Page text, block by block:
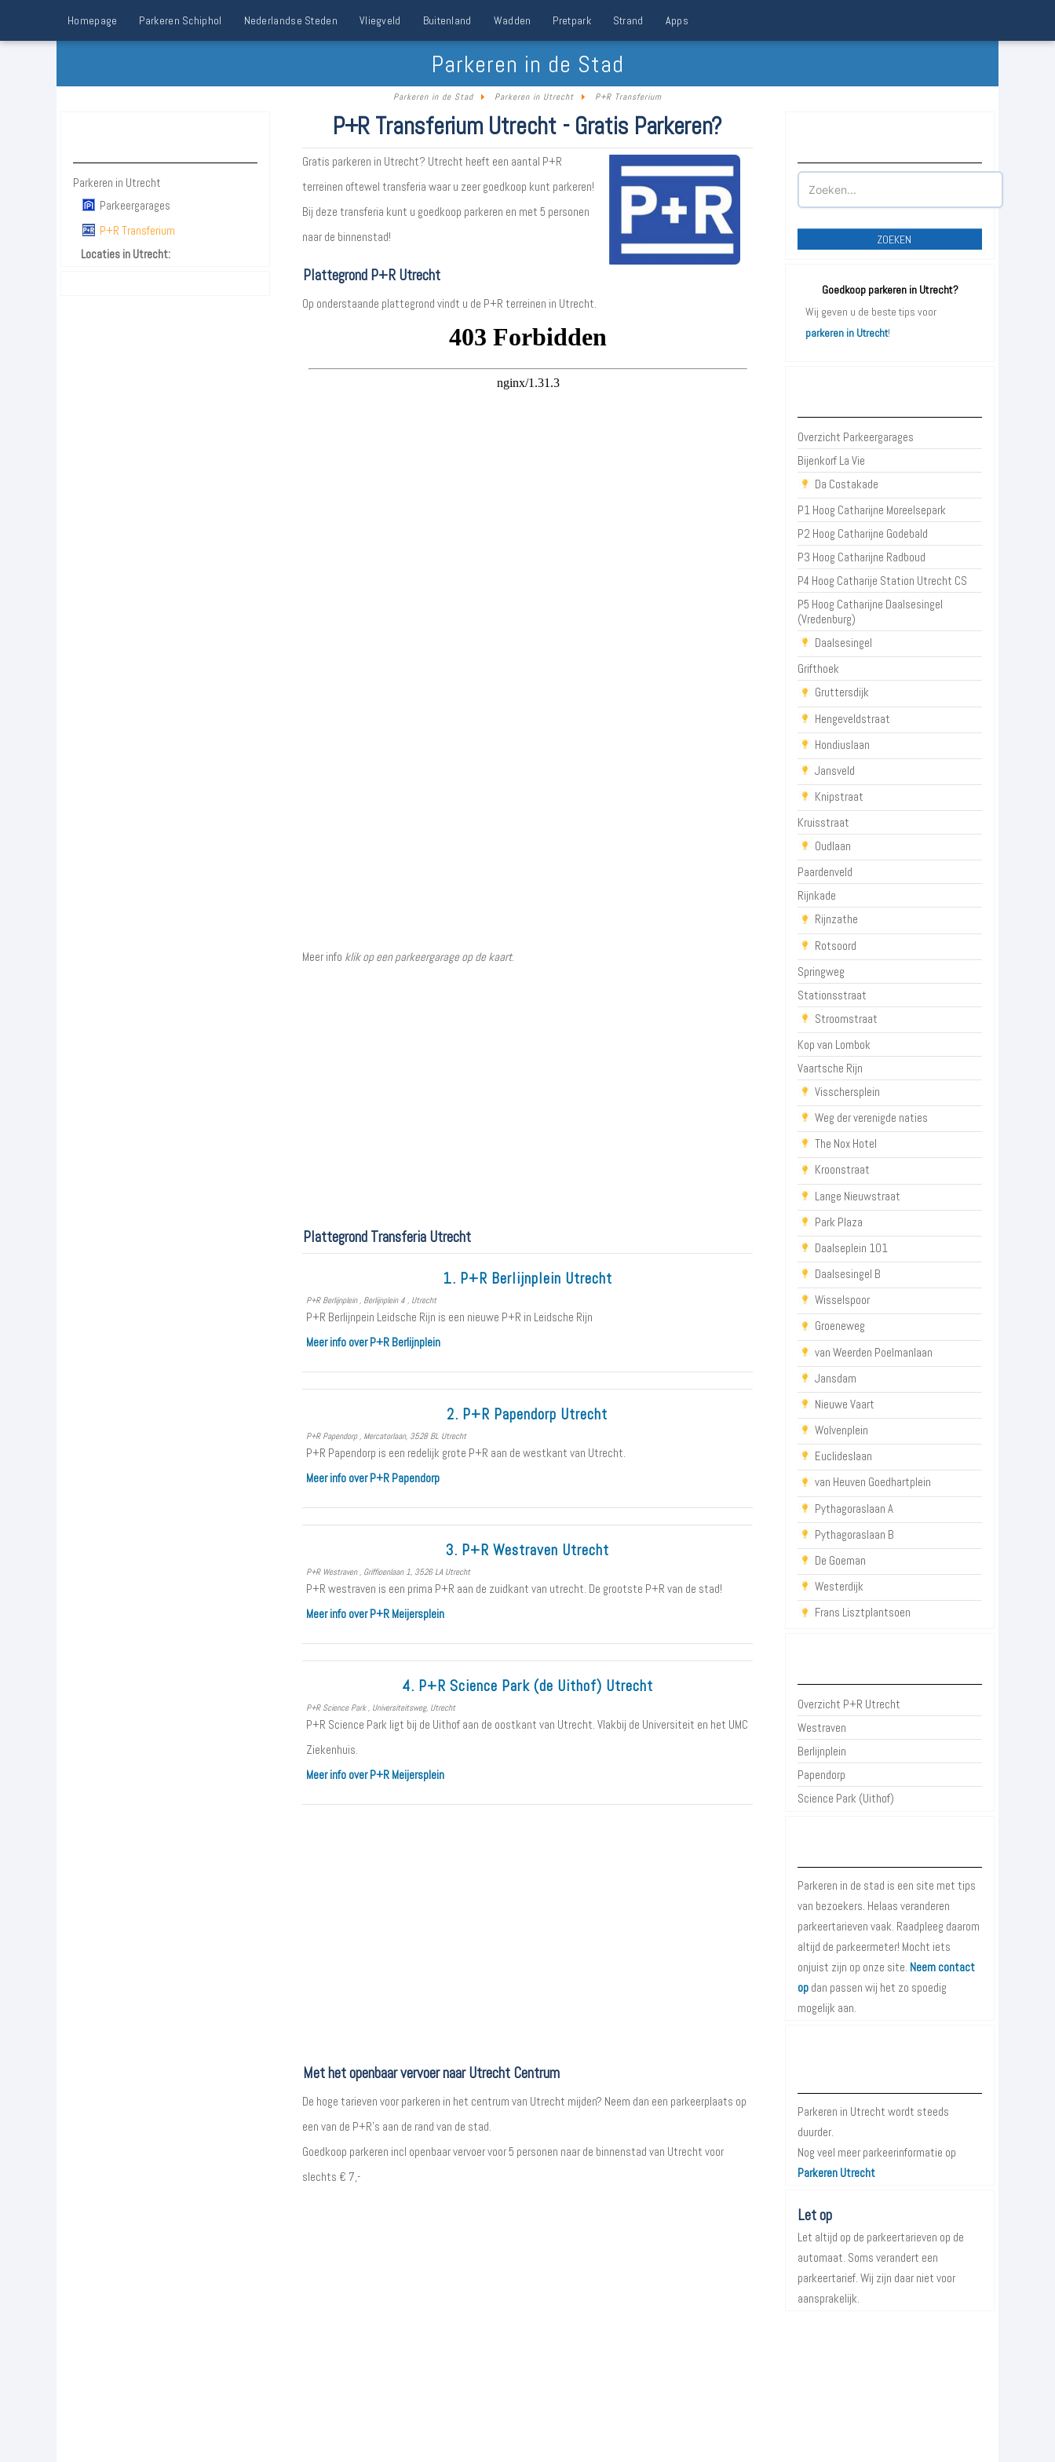
Homepage Parkeren Schiphol Nederlandse Steden Vliegveld Buitenland Wadden Pretpark Strand Apps
Parkeren in de Stad
Parkeren in de Stad Parkeren in Utrecht P+R Transferium
Parkeren in Utrecht
Parkeergarages
P+R Transferium
Locaties in Utrecht:
P+R Transferium Utrecht - Gratis Parkeren?
Gratis parkeren in Utrecht? Utrecht heeft een aantal P+R
terreinen oftewel transferia waar u zeer goedkoop kunt parkeren!
Bij deze transferia kunt u goedkoop parkeren en met 5 personen
naar de binnenstad!
Plattegrond P+R Utrecht
Op onderstaande plattegrond vindt u de P+R terreinen in Utrecht.
Meer info klik op een parkeergarage op de kaart.
Plattegrond Transferia Utrecht
1. P+R Berlijnplein Utrecht
P+R Berlijnplein , Berlijnplein 4 , Utrecht
P+R Berlijnpein Leidsche Rijn is een nieuwe P+R in Leidsche Rijn
Meer info over P+R Berlijnplein
2. P+R Papendorp Utrecht
P+R Papendorp , Mercatorlaan, 3528 BL Utrecht
P+R Papendorp is een redelijk grote P+R aan de westkant van Utrecht.
Meer info over P+R Papendorp
3. P+R Westraven Utrecht
P+R Westraven , Griffioenlaan 1, 3526 LA Utrecht
P+R westraven is een prima P+R aan de zuidkant van utrecht. De grootste P+R van de stad!
Meer info over P+R Meijersplein
4. P+R Science Park (de Uithof) Utrecht
P+R Science Park , Universiteitsweg, Utrecht
P+R Science Park ligt bij de Uithof aan de oostkant van Utrecht. Vlakbij de Universiteit en het UMC
Ziekenhuis.
Meer info over P+R Meijersplein
Met het openbaar vervoer naar Utrecht Centrum
De hoge tarieven voor parkeren in het centrum van Utrecht mijden? Neem dan een parkeerplaats op
een van de P+R's aan de rand van de stad.
Goedkoop parkeren incl openbaar vervoer voor 5 personen naar de binnenstad van Utrecht voor
slechts € 7,-
ZOEKEN
Goedkoop parkeren in Utrecht?
Wij geven u de beste tips voor
parkeren in Utrecht!
Overzicht Parkeergarages
Bijenkorf La Vie
Da Costakade
P1 Hoog Catharijne Moreelsepark
P2 Hoog Catharijne Godebald
P3 Hoog Catharijne Radboud
P4 Hoog Catharije Station Utrecht CS
P5 Hoog Catharijne Daalsesingel
(Vredenburg)
Daalsesingel
Grifthoek
Gruttersdijk
Hengeveldstraat
Hondiuslaan
Jansveld
Knipstraat
Kruisstraat
Oudlaan
Paardenveld
Rijnkade
Rijnzathe
Rotsoord
Springweg
Stationsstraat
Stroomstraat
Kop van Lombok
Vaartsche Rijn
Visschersplein
Weg der verenigde naties
The Nox Hotel
Kroonstraat
Lange Nieuwstraat
Park Plaza
Daalseplein 101
Daalsesingel B
Wisselspoor
Groeneweg
van Weerden Poelmanlaan
Jansdam
Nieuwe Vaart
Wolvenplein
Euclideslaan
van Heuven Goedhartplein
Pythagoraslaan A
Pythagoraslaan B
De Goeman
Westerdijk
Frans Lisztplantsoen
Overzicht P+R Utrecht
Westraven
Berlijnplein
Papendorp
Science Park (Uithof)
Parkeren in de stad is een site met tips
van bezoekers. Helaas veranderen
parkeertarieven vaak. Raadpleeg daarom
altijd de parkeermeter! Mocht iets
onjuist zijn op onze site. Neem contact
op dan passen wij het zo spoedig
mogelijk aan.
Parkeren in Utrecht wordt steeds
duurder.
Nog veel meer parkeerinformatie op
Parkeren Utrecht
Let op
Let altijd op de parkeertarieven op de
automaat. Soms verandert een
parkeertarief. Wij zijn daar niet voor
aansprakelijk.